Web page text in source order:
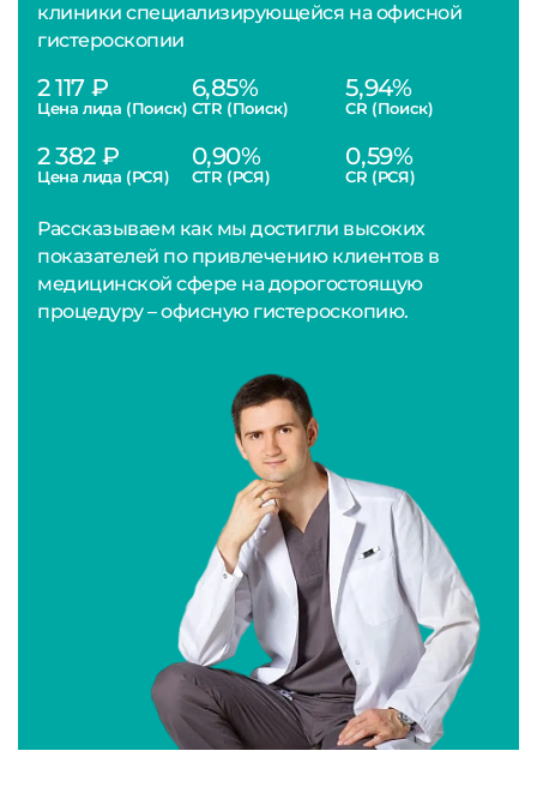
клиники специализирующейся на офисной
гистероскопии
2 117 ₽
Цена лида (Поиск)
6,85%
CTR (Поиск)
5,94%
CR (Поиск)
2 382 ₽
Цена лида (РСЯ)
0,90%
CTR (РСЯ)
0,59%
CR (РСЯ)
Рассказываем как мы достигли высоких
показателей по привлечению клиентов в
медицинской сфере на дорогостоящую
процедуру – офисную гистероскопию.